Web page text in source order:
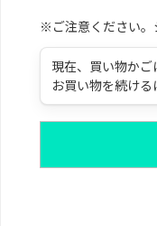
※ご注意ください。
現在、買い物かご
お買い物を続ける